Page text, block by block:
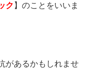
ク 】のことをいいま
があるかもしれませ